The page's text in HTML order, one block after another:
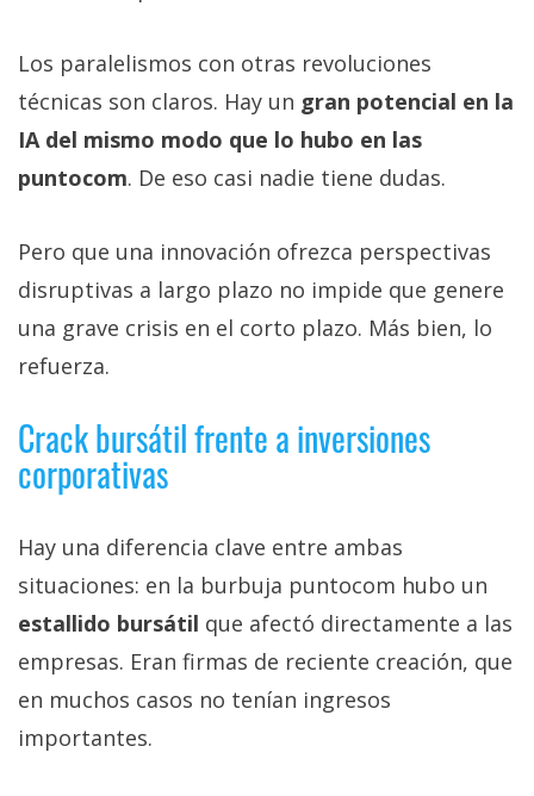
Los paralelismos con otras revoluciones
técnicas son claros. Hay un gran potencial en la
IA del mismo modo que lo hubo en las
puntocom. De eso casi nadie tiene dudas.
Pero que una innovación ofrezca perspectivas
disruptivas a largo plazo no impide que genere
una grave crisis en el corto plazo. Más bien, lo
refuerza.
Crack bursátil frente a inversiones
corporativas
Hay una diferencia clave entre ambas
situaciones: en la burbuja puntocom hubo un
estallido bursátil que afectó directamente a las
empresas. Eran firmas de reciente creación, que
en muchos casos no tenían ingresos
importantes.